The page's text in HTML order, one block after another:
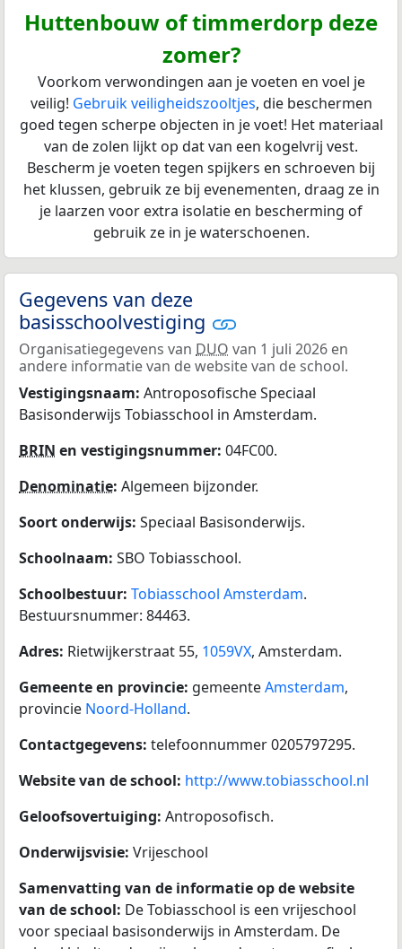
Huttenbouw of timmerdorp deze
zomer?
Voorkom verwondingen aan je voeten en voel je
veilig! Gebruik veiligheidszooltjes, die beschermen
goed tegen scherpe objecten in je voet! Het materiaal
van de zolen lijkt op dat van een kogelvrij vest.
Bescherm je voeten tegen spijkers en schroeven bij
het klussen, gebruik ze bij evenementen, draag ze in
je laarzen voor extra isolatie en bescherming of
gebruik ze in je waterschoenen.
Gegevens van deze
basisschoolvestiging
Organisatiegegevens van DUO van 1 juli 2026 en
andere informatie van de website van de school.
Vestigingsnaam: Antroposofische Speciaal
Basisonderwijs Tobiasschool in Amsterdam.
BRIN en vestigingsnummer: 04FC00.
Denominatie: Algemeen bijzonder.
Soort onderwijs: Speciaal Basisonderwijs.
Schoolnaam: SBO Tobiasschool.
Schoolbestuur: Tobiasschool Amsterdam.
Bestuursnummer: 84463.
Adres: Rietwijkerstraat 55, 1059VX, Amsterdam.
Gemeente en provincie: gemeenteAmsterdam,
provincie Noord-Holland.
Contactgegevens: telefoonnummer 0205797295.
Website van de school: http://www.tobiasschool.nl
Geloofsovertuiging: Antroposofisch.
Onderwijsvisie: Vrijeschool
Samenvatting van de informatie op de website
van de school: De Tobiasschool is een vrijeschool
voor speciaal basisonderwijs in Amsterdam. De